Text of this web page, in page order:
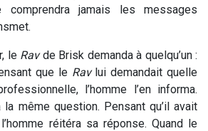
comprendra jamais les messages
le Ravde Brisk demanda à quelqu’un :
que le Ravlui demandait quelle
l’homme l’en informa.
même question. Pensant qu’il avait
réitéra sa réponse. Quand le